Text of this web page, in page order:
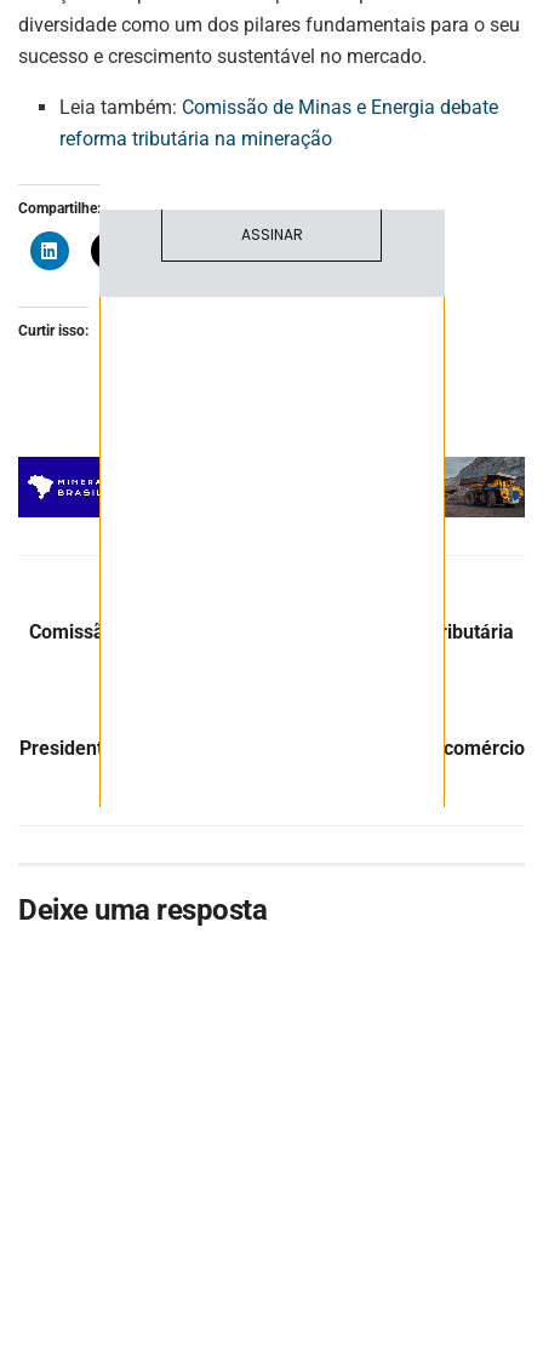
diversidade como um dos pilares fundamentais para o seu
sucesso e crescimento sustentável no mercado.
Leia também: Comissão de Minas e Energia debate
reforma tributária na mineração
Compartilhe:
Curtir isso:
Comissão de Minas e Energia debate reforma tributária
Presidente da Funai cobra ações para combater comércio
Deixe uma resposta
NEWSLETTER
brasileiro.
ASSINAR